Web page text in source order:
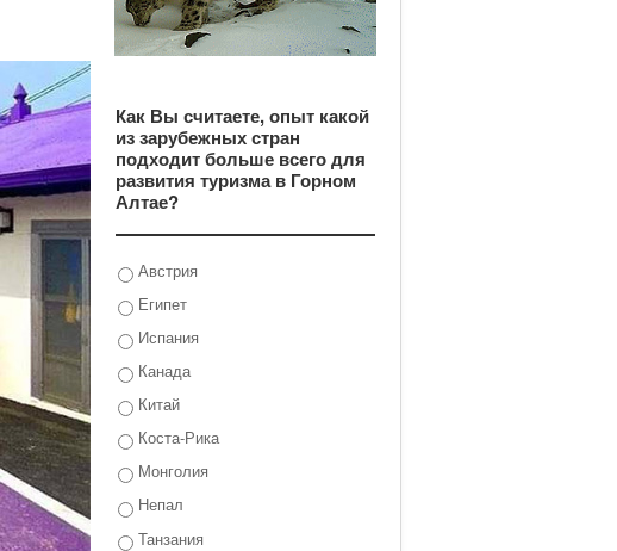
Как Вы считаете, опыт какой
из зарубежных стран
подходит больше всего для
развития туризма в Горном
Алтае?
Австрия
Египет
Испания
Канада
Китай
Коста-Рика
Монголия
Непал
Танзания